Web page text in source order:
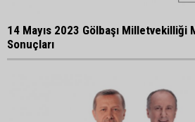
14 Mayıs 2023 Gölbaşı Milletvekilliği
Sonuçları